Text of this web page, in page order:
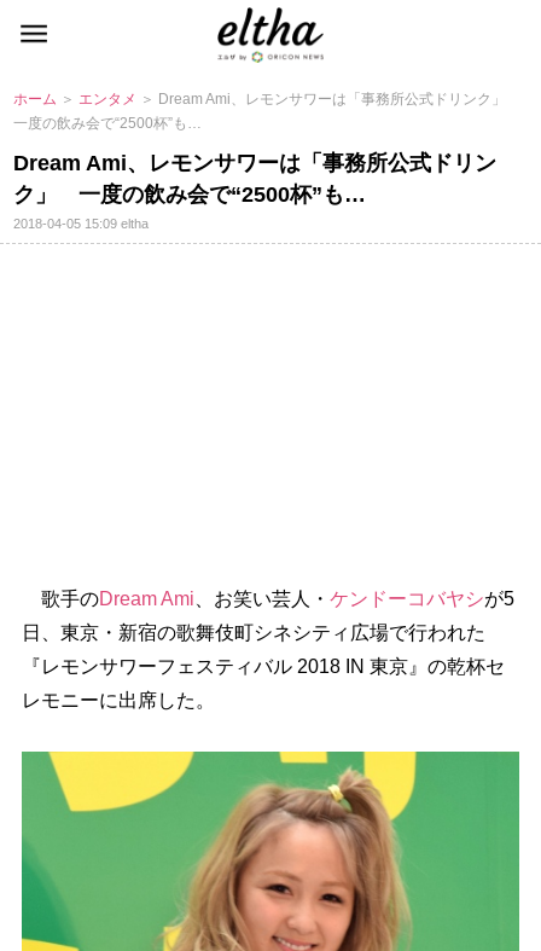
ホーム ＞ エンタメ ＞ Dream Ami、レモンサワーは「事務所公式ドリンク」
一度の飲み会で“2500杯”も…
Dream Ami、レモンサワーは「事務所公式ドリン
ク」 一度の飲み会で“2500杯”も…
2018-04-05 15:09eltha
歌手のDream Ami 、お笑い芸人・ ケンドーコバヤシが5
日、東京・新宿の歌舞伎町シネシティ広場で行われた
『レモンサワーフェスティバル 2018 IN 東京』の乾杯セ
レモニーに出席した。